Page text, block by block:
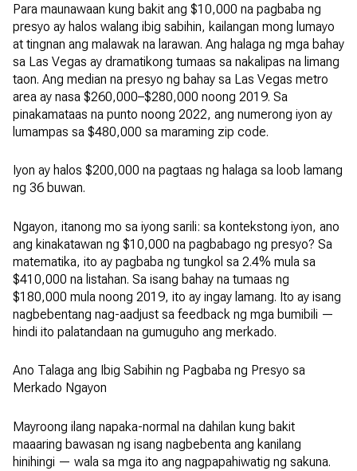
Para maunawaan kung bakit ang $10,000 na pagbaba ng
presyo ay halos walang ibig sabihin, kailangan mong lumayo
at tingnan ang malawak na larawan. Ang halaga ng mga bahay
sa Las Vegas ay dramatikong tumaas sa nakalipas na limang
taon. Ang median na presyo ng bahay sa Las Vegas metro
area ay nasa $260,000–$280,000 noong 2019. Sa
pinakamataas na punto noong 2022, ang numerong iyon ay
lumampas sa $480,000 sa maraming zip code.
Iyon ay halos $200,000 na pagtaas ng halaga sa loob lamang
ng 36 buwan.
Ngayon, itanong mo sa iyong sarili: sa kontekstong iyon, ano
ang kinakatawan ng $10,000 na pagbabago ng presyo? Sa
matematika, ito ay pagbaba ng tungkol sa 2.4% mula sa
$410,000 na listahan. Sa isang bahay na tumaas ng
$180,000 mula noong 2019, ito ay ingay lamang. Ito ay isang
nagbebentang nag-aadjust sa feedback ng mga bumibili —
hindi ito palatandaan na gumuguho ang merkado.
Ano Talaga ang Ibig Sabihin ng Pagbaba ng Presyo sa
Merkado Ngayon
Mayroong ilang napaka-normal na dahilan kung bakit
maaaring bawasan ng isang nagbebenta ang kanilang
hinihingi — wala sa mga ito ang nagpapahiwatig ng sakuna.